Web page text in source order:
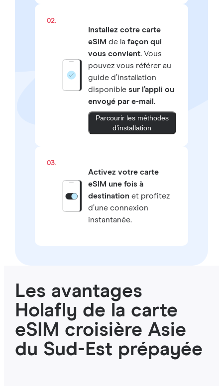
02.
Installez cotre carte
eSIM de la façon qui
vous convient.Vous
pouvez vous référer au
guide d’installation
disponible sur l’appli ou
envoyé par e-mail .
Parcourir les méthodes
d’installation
03.
Activez votre carte
eSIM une fois à
destinationet profitez
d’une connexion
instantanée.
Les avantages
Holafly de la carte
eSIM croisière Asie
du Sud-Est prépayée